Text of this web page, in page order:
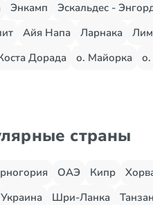
Энкамп Эскальдес -
Айя Напа Ларнака
Дорада о. Майорка
страны
ОАЭ Кипр
Украина Шри-Ланка